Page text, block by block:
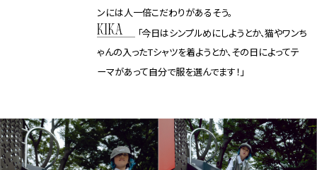
ンには人一倍こだわりがあるそう。
「今日はシンプルめにしようとか、猫やワンち
ゃんの入ったTシャツを着ようとか、その日によってテ
ーマがあって自分で服を選んでます！」